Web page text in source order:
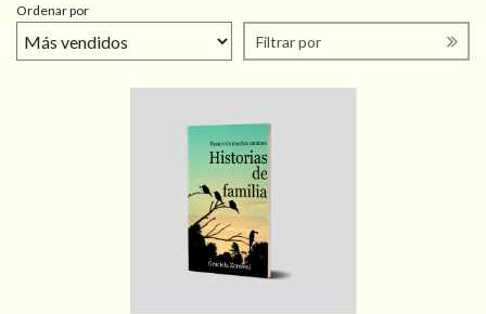
Ordenar por
Filtrar por